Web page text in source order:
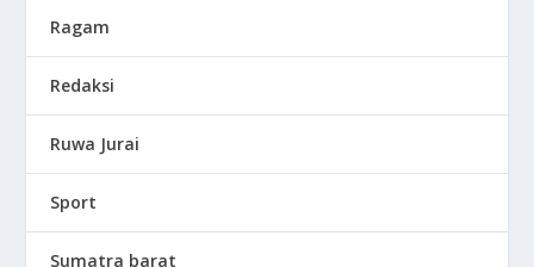
Ragam
Redaksi
Ruwa Jurai
Sport
Sumatra barat